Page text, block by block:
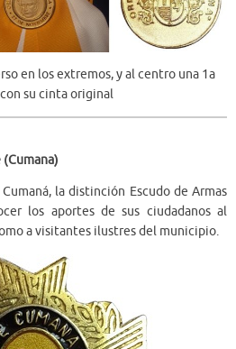
en los extremos, y al centro una 1a
su cinta original
la distinción Escudo de Armas
los aportes de sus ciudadanos al
a visitantes ilustres del municipio.